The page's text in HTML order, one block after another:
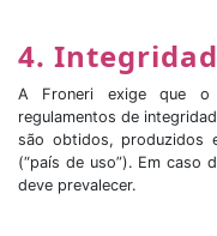
4.
A Froneri exige que o
regulamentos de
são obtidos, produzidos
(“país de uso”). Em caso
deve prevalecer.